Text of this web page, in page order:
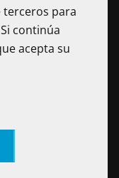
a la
Nacional
terceros para
continúa
acepta su